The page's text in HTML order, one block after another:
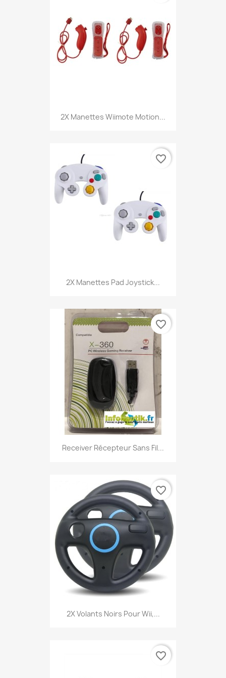
2X Manettes Wiimote Motion...
2X Manettes Pad Joystick...
favorite_border
Receiver Récepteur Sans Fil...
favorite_border
2X Volants Noirs Pour Wii,...
favorite_border
favorite_border